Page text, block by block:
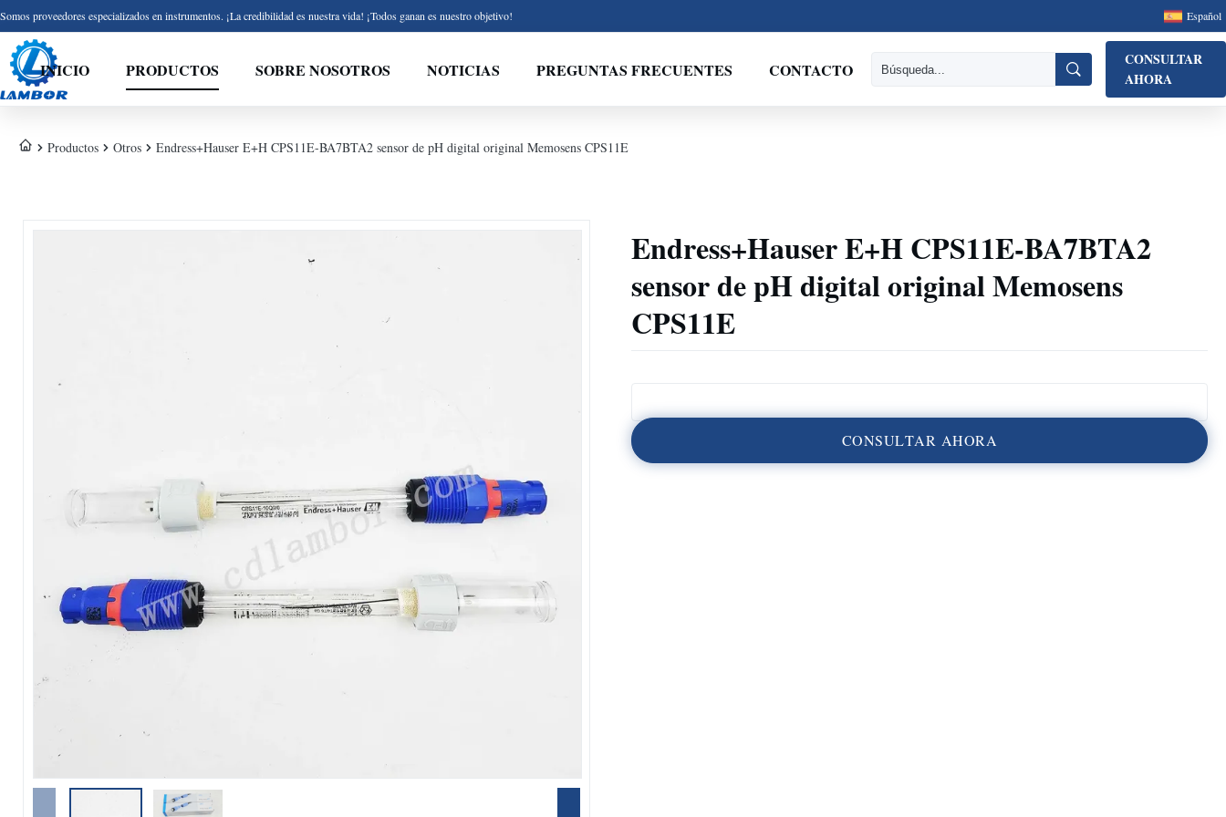
Somos proveedores especializados en instrumentos. ¡La credibilidad es nuestra vida! ¡Todos ganan es nuestro objetivo! Español
INICIO PRODUCTOS SOBRE NOSOTROS NOTICIAS PREGUNTAS FRECUENTES CONTACTO
CONSULTAR
AHORA
Productos Otros Endress+Hauser E+H CPS11E-BA7BTA2 sensor de pH digital original Memosens CPS11E
Endress+Hauser E+H CPS11E-BA7BTA2
sensor de pH digital original Memosens
CPS11E
CONSULTAR AHORA